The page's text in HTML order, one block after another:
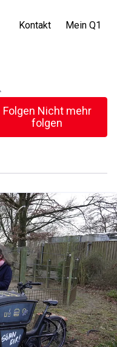
Folgen Nicht mehr
folgen